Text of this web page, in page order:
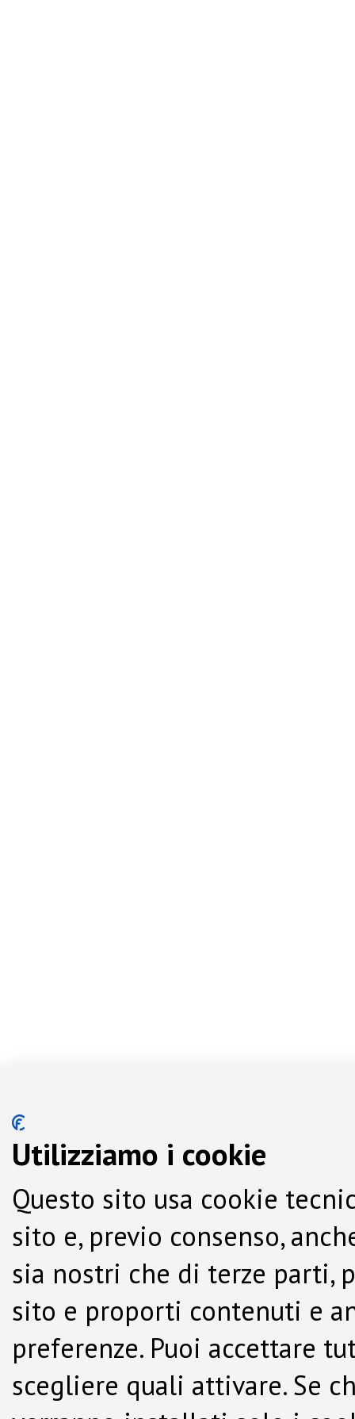
Utilizziamo i cookie
Questo sito usa cookie
sito e, previo consenso,
sia nostri che di terze parti,
sito e proporti contenuti e
preferenze. Puoi accettare
scegliere quali attivare. Se